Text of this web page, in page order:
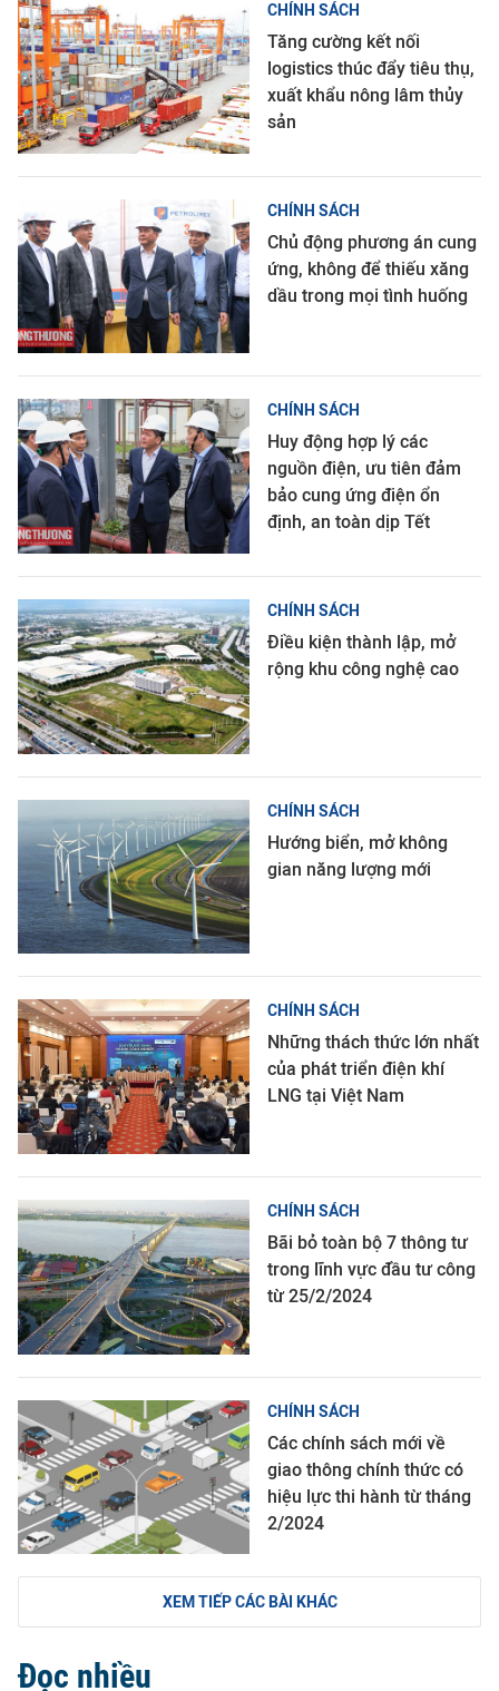
CHÍNH SÁCH
Tăng cường kết nối
logistics thúc đẩy tiêu thụ,
xuất khẩu nông lâm thủy
sản
CHÍNH SÁCH
Chủ động phương án cung
ứng, không để thiếu xăng
dầu trong mọi tình huống
CHÍNH SÁCH
Huy động hợp lý các
nguồn điện, ưu tiên đảm
bảo cung ứng điện ổn
định, an toàn dịp Tết
CHÍNH SÁCH
Điều kiện thành lập, mở
rộng khu công nghệ cao
CHÍNH SÁCH
Hướng biển, mở không
gian năng lượng mới
CHÍNH SÁCH
Những thách thức lớn nhất
của phát triển điện khí
LNG tại Việt Nam
CHÍNH SÁCH
Bãi bỏ toàn bộ 7 thông tư
trong lĩnh vực đầu tư công
từ 25/2/2024
CHÍNH SÁCH
Các chính sách mới về
giao thông chính thức có
hiệu lực thi hành từ tháng
2/2024
XEM TIẾP CÁC BÀI KHÁC
Đọc nhiều